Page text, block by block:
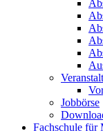
Jobbörse
Fachschule für